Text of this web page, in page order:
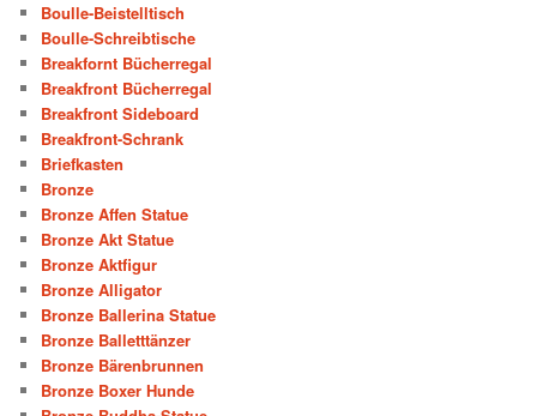
Boulle-Beistelltisch
Boulle-Schreibtische
Breakfornt Bücherregal
Breakfront Bücherregal
Breakfront Sideboard
Breakfront-Schrank
Briefkasten
Bronze
Bronze Affen Statue
Bronze Akt Statue
Bronze Aktfigur
Bronze Alligator
Bronze Ballerina Statue
Bronze Balletttänzer
Bronze Bärenbrunnen
Bronze Boxer Hunde